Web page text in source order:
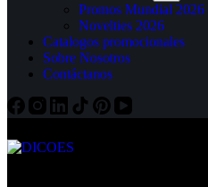
Promos Mundial 2026
Novelties 2026
Catalogos promocionales
Sobre Nosotros
Contáctanos